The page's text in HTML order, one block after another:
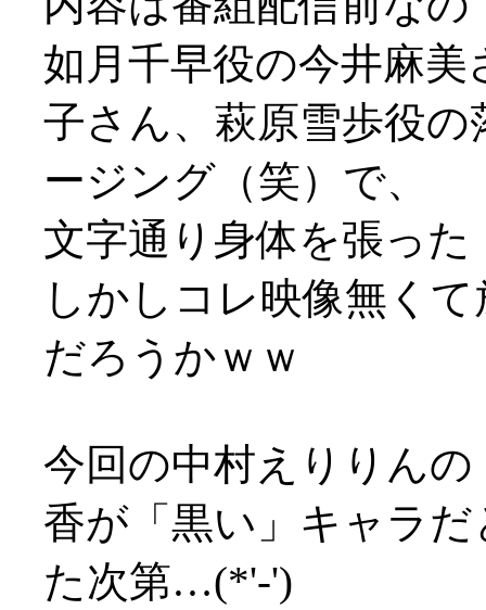
如月千早役の今井麻
子さん、萩原雪歩役
ージング（笑）で、
文字通り身体を張っ
しかしコレ映像無く
だろうかｗｗ
今回の中村えりりん
香が「黒い」キャラ
た次第…(*'-')